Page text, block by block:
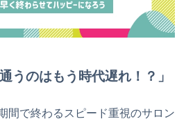
うのはもう時代遅れ！？」
間で終わるスピード重視のサロン